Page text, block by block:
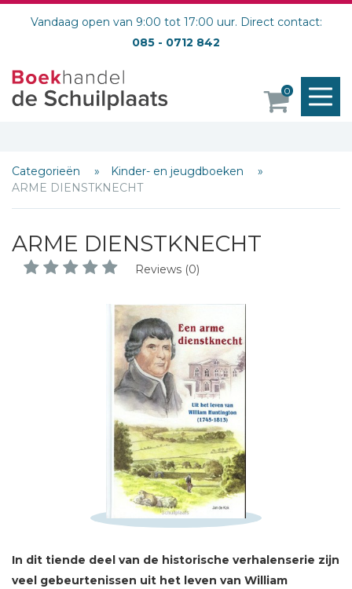
Vandaag open van 9:00 tot 17:00 uur. Direct contact:
085 - 0712 842
0
Categorieën
Kinder- en jeugdboeken
ARME DIENSTKNECHT
ARME DIENSTKNECHT
Reviews (0)
In dit tiende deel van de historische verhalenserie zijn
veel gebeurtenissen uit het leven van William
Schrijf hieronder je review!